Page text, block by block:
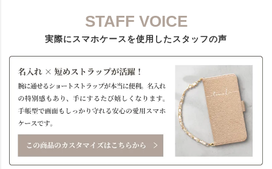
STAFF VOICE
実際にスマホケースを使用したスタッフの声